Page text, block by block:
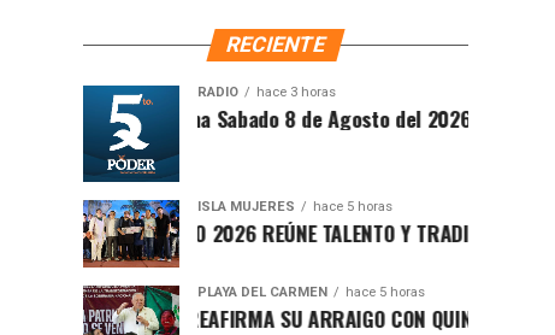
RECIENTE
RADIO hace 3 horas
Síntesis Matutina Sabado 8 de Agosto del 2026
ISLA MUJERES hace 5 horas
CEVICHE ISLEÑO 2026 REÚNE TALENTO Y TRADICIÓN EN ISLA
PLAYA DEL CARMEN hace 5 horas
RAFA MARÍN REAFIRMA SU ARRAIGO CON QUINTANA ROO Y